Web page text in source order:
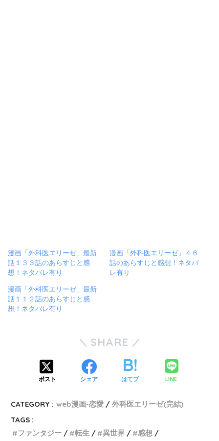
漫画「外科医エリーゼ」最新
話１３３話のあらすじと感
想！ネタバレ有り
漫画「外科医エリーゼ」４６
話のあらすじと感想！ネタバ
レ有り
漫画「外科医エリーゼ」最新
話１１２話のあらすじと感
想！ネタバレ有り
SHARE
ポスト シェア はてブ LINE
CATEGORY : web漫画-恋愛
外科医エリーゼ(完結)
TAGS :
ファンタジー
転生 異世界
感想